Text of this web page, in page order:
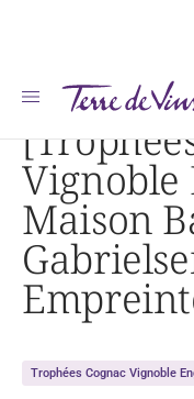
Accueil
Actualités
[Trophées Cognac Vignoble
Vignoble
Maison
Trophées Cognac Vignoble